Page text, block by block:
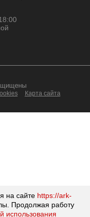
на сайте https://ark-
Продолжая работу
использования
Карта сайта